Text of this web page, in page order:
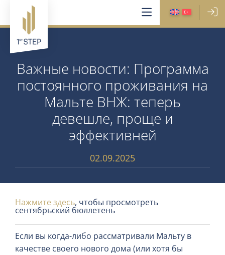
Важные новости: Программа
постоянного проживания на
Мальте ВНЖ: теперь
девешле, проще и
эффективней
02.09.2025
Нажмите здесь, чтобы просмотреть
сентябрьский бюллетень
Если вы когда-либо рассматривали Мальту в
качестве своего нового дома (или хотя бы